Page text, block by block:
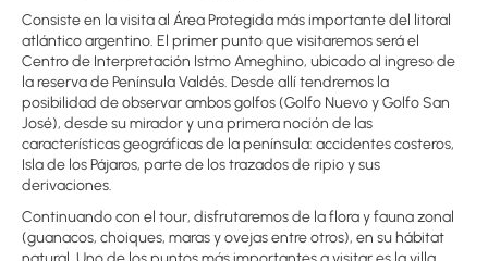
Consiste en la visita al Área Protegida más importante del litoral
atlántico argentino. El primer punto que visitaremos será el
Centro de Interpretación Istmo Ameghino, ubicado al ingreso de
la reserva de Península Valdés. Desde allí tendremos la
posibilidad de observar ambos golfos (Golfo Nuevo y Golfo San
José), desde su mirador y una primera noción de las
características geográficas de la península: accidentes costeros,
Isla de los Pájaros, parte de los trazados de ripio y sus
derivaciones.
Continuando con el tour, disfrutaremos de la flora y fauna zonal
(guanacos, choiques, maras y ovejas entre otros), en su hábitat